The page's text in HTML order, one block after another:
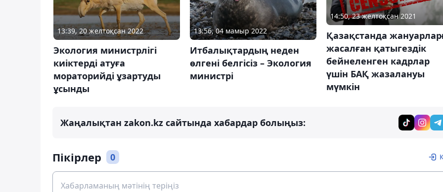
13:39, 20 желтоқсан 2022
Экология министрлігі
киіктерді атуға
мораторийді ұзартуды
ұсынды
13:56, 04 мамыр 2022
Итбалықтардың неден
өлгені белгісіз – Экология
министрі
14:50, 23 желтоқсан 2021
Қазақстанда
жасалған қатыгездік
бейнеленген кадрлар
үшін БАҚ жазалануы
мүмкін
Жаңалықтан zakon.kz сайтында хабардар болыңыз:
Пікірлер 0